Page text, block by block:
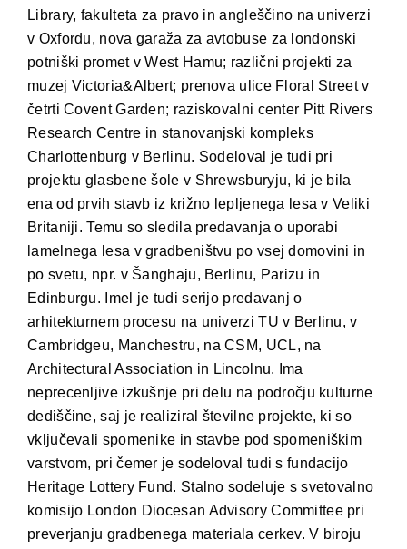
Library, fakulteta za pravo in angleščino na univerzi
v Oxfordu, nova garaža za avtobuse za londonski
potniški promet v West Hamu; različni projekti za
muzej Victoria&Albert; prenova ulice Floral Street v
četrti Covent Garden; raziskovalni center Pitt Rivers
Research Centre in stanovanjski kompleks
Charlottenburg v Berlinu. Sodeloval je tudi pri
projektu glasbene šole v Shrewsburyju, ki je bila
ena od prvih stavb iz križno lepljenega lesa v Veliki
Britaniji. Temu so sledila predavanja o uporabi
lamelnega lesa v gradbeništvu po vsej domovini in
po svetu, npr. v Šanghaju, Berlinu, Parizu in
Edinburgu. Imel je tudi serijo predavanj o
arhitekturnem procesu na univerzi TU v Berlinu, v
Cambridgeu, Manchestru, na CSM, UCL, na
Architectural Association in Lincolnu. Ima
neprecenljive izkušnje pri delu na področju kulturne
dediščine, saj je realiziral številne projekte, ki so
vključevali spomenike in stavbe pod spomeniškim
varstvom, pri čemer je sodeloval tudi s fundacijo
Heritage Lottery Fund. Stalno sodeluje s svetovalno
komisijo London Diocesan Advisory Committee pri
preverjanju gradbenega materiala cerkev. V biroju